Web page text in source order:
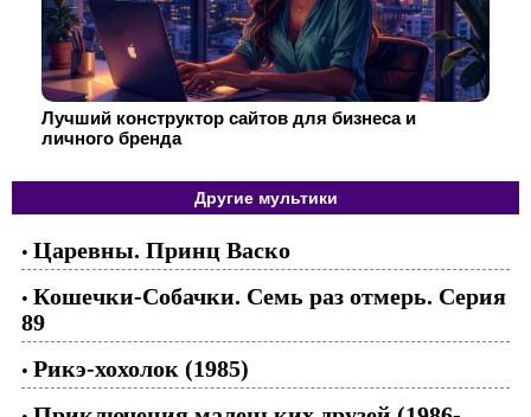
Лучший конструктор сайтов для бизнеса и
личного бренда
Другие мультики
• Царевны. Принц Васко
• Кошечки-Собачки. Семь раз отмерь. Серия
89
• Рикэ-хохолок (1985)